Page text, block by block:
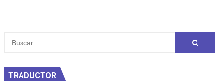
TRADUCTOR